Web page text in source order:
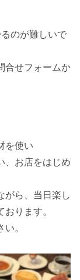
のが難しいで
合せフォームか
を使い
、お店をはじめ
がら、当日楽し
ります。
。